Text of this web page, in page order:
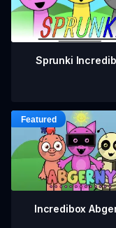
Sprunki
Incredibox